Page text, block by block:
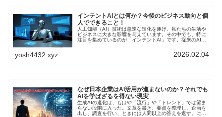
インテントAIとは何か？今後のビジネス動向と個
人でできること！
人工知能（AI）技術は急速な進化を遂げ、私たちの生活や
ビジネスに大きな影響を与えています。その中でも、特に
注目を集めているのが「インテントAI」です。従来のAIが
インテントAIはユーザーの「意図」を理解することに焦点
yosh4432.xyz 2026.02.04
なぜ日本企業はAI活用が進まないのか？それでも
AIを学ばざるを得ない現実
生成AIの進化は、もはや「流行」や「トレンド」では留ま
らない段階に入った。文章を書き、要点を整理し、企画を
出し、調査を行い、ときには人間以上の答えを返す。にも